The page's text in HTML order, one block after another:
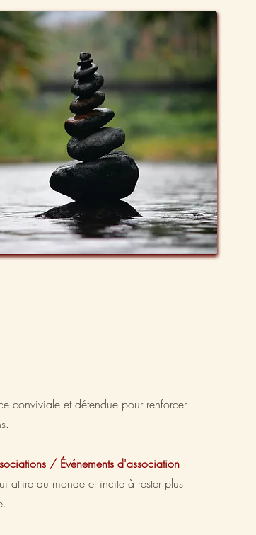
conviviale et détendue pour renforcer
/ Événements d'association
attire du monde et incite à rester plus